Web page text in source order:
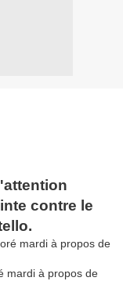
contre le
mardi à propos de